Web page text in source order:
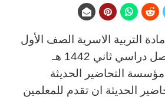
التربية الاسرية الصف الأول
دراسي ثاني 1442 هـ
التحاضير الحديثة
الحديثة ان تقدم للمعلمين